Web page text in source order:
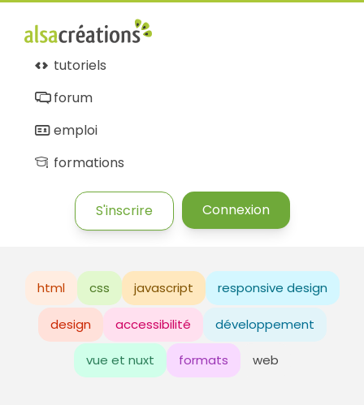
tutoriels
forum
emploi
formations
S'inscrire Connexion
html css javascript responsive design
design accessibilité développement
vue et nuxt formats web